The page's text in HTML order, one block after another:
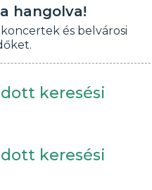
hangolva!
és belvárosi
keresési
keresési